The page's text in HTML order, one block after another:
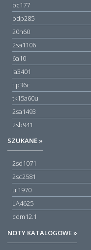
bc177
bdp285
20n60
2sa1106
6a10
la3401
tip36c
tk15a60u
2sa1493
2sb941
SZUKANE »
2sd1071
2sc2581
ul1970
LA4625
cdm12.1
NOTY KATALOGOWE »